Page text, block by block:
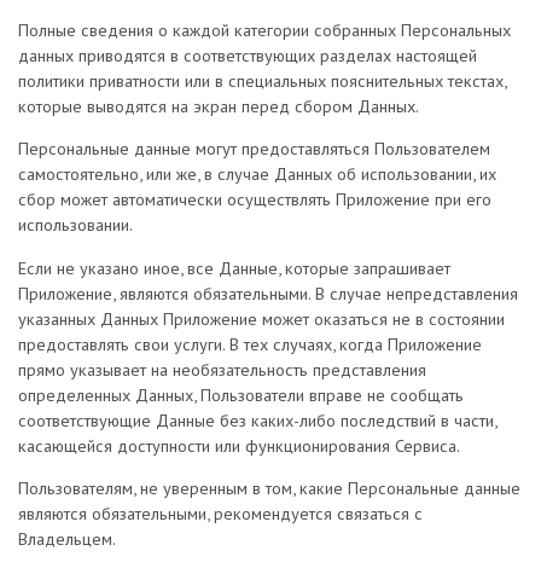
Полные сведения о каждой категории собранных Персональных
данных приводятся в соответствующих разделах настоящей
политики приватности или в специальных пояснительных текстах,
которые выводятся на экран перед сбором Данных.
Персональные данные могут предоставляться Пользователем
самостоятельно, или же, в случае Данных об использовании, их
сбор может автоматически осуществлять Приложение при его
использовании.
Если не указано иное, все Данные, которые запрашивает
Приложение, являются обязательными. В случае непредставления
указанных Данных Приложение может оказаться не в состоянии
предоставлять свои услуги. В тех случаях, когда Приложение
прямо указывает на необязательность представления
определенных Данных, Пользователи вправе не сообщать
соответствующие Данные без каких-либо последствий в части,
касающейся доступности или функционирования Сервиса.
Пользователям, не уверенным в том, какие Персональные данные
являются обязательными, рекомендуется связаться с
Владельцем.